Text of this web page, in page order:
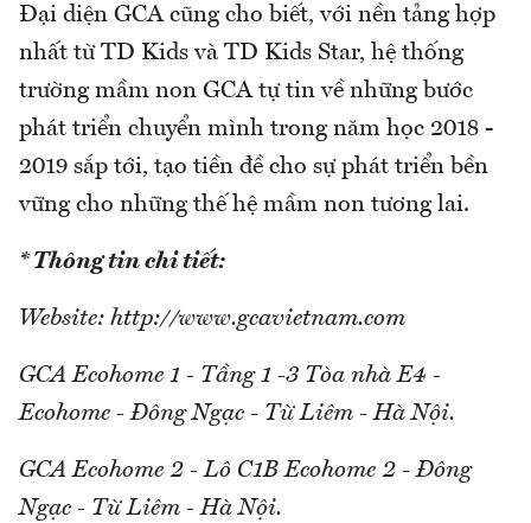
Đại diện GCA cũng cho biết, với nền tảng hợp
nhất từ TD Kids và TD Kids Star, hệ thống
trường mầm non GCA tự tin về những bước
phát triển chuyển mình trong năm học 2018 -
2019 sắp tới, tạo tiền đề cho sự phát triển bền
vững cho những thế hệ mầm non tương lai.
* Thông tin chi tiết:
Website: http://www.gcavietnam.com
GCA Ecohome 1 - Tầng 1 -3 Tòa nhà E4 -
Ecohome - Đông Ngạc - Từ Liêm - Hà Nội.
GCA Ecohome 2 - Lô C1B Ecohome 2 - Đông
Ngạc - Từ Liêm - Hà Nội.